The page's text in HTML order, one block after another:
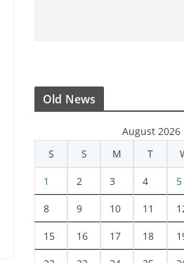
Old News
August 2026
S
S M T
1 2 3 4 5
8 9 10 11
15 16 17 18